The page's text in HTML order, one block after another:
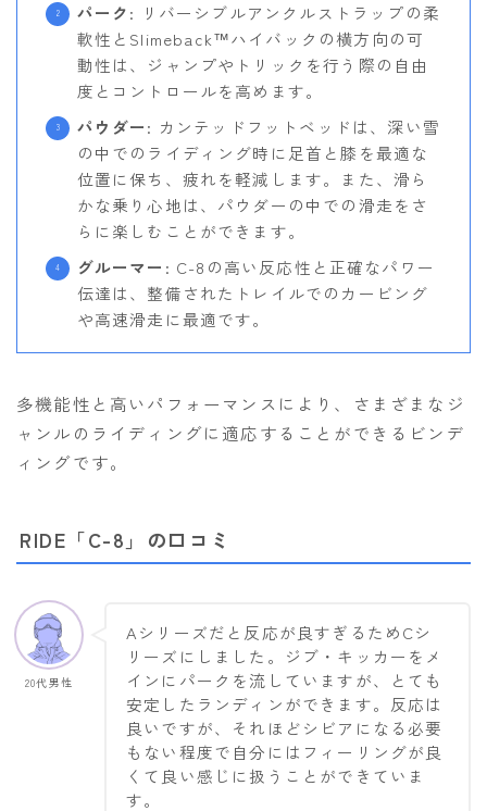
パーク: リバーシブルアンクルストラップの柔
軟性とSlimeback™ハイバックの横方向の可
動性は、ジャンプやトリックを行う際の自由
度とコントロールを高めます。
パウダー: カンテッドフットベッドは、深い雪
の中でのライディング時に足首と膝を最適な
位置に保ち、疲れを軽減します。また、滑ら
かな乗り心地は、パウダーの中での滑走をさ
らに楽しむことができます。
グルーマー : C-8の高い反応性と正確なパワー
伝達は、整備されたトレイルでのカービング
や高速滑走に最適です。
多機能性と高いパフォーマンスにより、さまざまなジ
ャンルのライディングに適応することができるビンデ
ィングです。
RIDE「C-8」の口コミ
20代男性
Aシリーズだと反応が良すぎるためCシ
リーズにしました。ジブ・キッカーをメ
インにパークを流していますが、とても
安定したランディンができます。反応は
良いですが、それほどシビアになる必要
もない程度で自分にはフィーリングが良
くて良い感じに扱うことができていま
す。